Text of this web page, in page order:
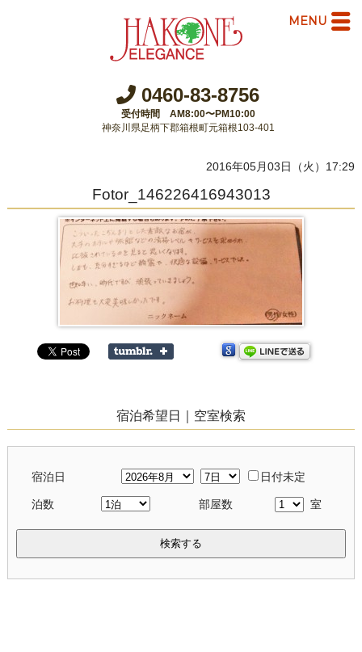
0460-83-8756
受付時間 AM8:00〜PM10:00
神奈川県足柄下郡箱根町元箱根103-401
2016年05月03日（火）17:29
Fotor_146226416943013
宿泊希望日｜空室検索
宿泊日 日付未定
泊数 部屋数 室
検索する
MENU